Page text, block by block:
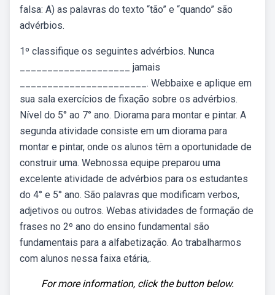
falsa: A) as palavras do texto “tão” e “quando” são
advérbios.
1º classifique os seguintes advérbios. Nunca
____________________ jamais
_______________________. Webbaixe e aplique em
sua sala exercícios de fixação sobre os advérbios.
Nível do 5° ao 7° ano. Diorama para montar e pintar. A
segunda atividade consiste em um diorama para
montar e pintar, onde os alunos têm a oportunidade de
construir uma. Webnossa equipe preparou uma
excelente atividade de advérbios para os estudantes
do 4° e 5° ano. São palavras que modificam verbos,
adjetivos ou outros. Webas atividades de formação de
frases no 2º ano do ensino fundamental são
fundamentais para a alfabetização. Ao trabalharmos
com alunos nessa faixa etária,.
For more information, click the button below.